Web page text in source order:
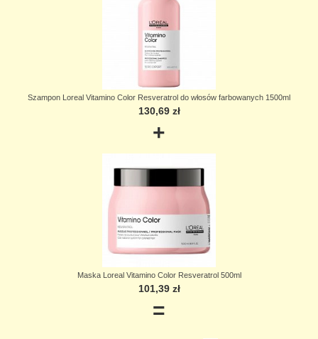
+
Szampon Loreal Vitamino Color Resveratrol do włosów farbowanych 1500ml
130,69 zł
=
Maska Loreal Vitamino Color Resveratrol 500ml
101,39 zł